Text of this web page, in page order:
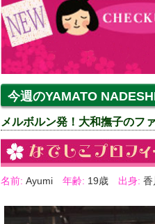
今週のYAMATO
メルボルン発！大和撫子のフ
名前:Ayumi年齢: 19歳 出身: